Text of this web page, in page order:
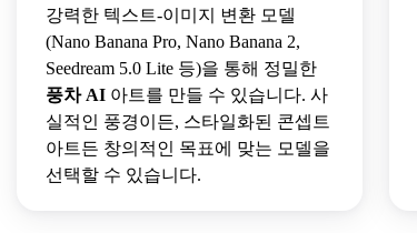
강력한 텍스트-이미지 변환 모델
(Nano Banana Pro, Nano Banana 2,
Seedream 5.0 Lite 등)을 통해 정밀한
풍차 AI 아트를 만들 수 있습니다. 사
실적인 풍경이든, 스타일화된 콘셉트
아트든 창의적인 목표에 맞는 모델을
선택할 수 있습니다.